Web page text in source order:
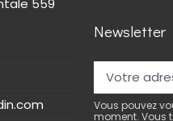
559
Newsletter
Vous pouvez
moment. Vous